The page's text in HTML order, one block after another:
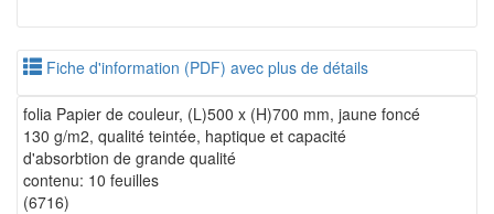
Fiche d'information (PDF) avec plus de détails
folia Papier de couleur, (L)500 x (H)700 mm, jaune foncé
130 g/m2, qualité teintée, haptique et capacité
d'absorbtion de grande qualité
contenu: 10 feuilles
(6716)